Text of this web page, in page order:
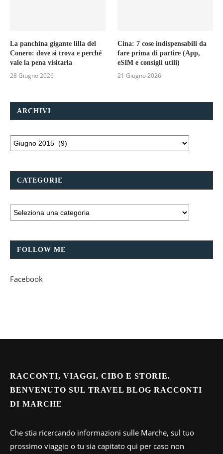
La panchina gigante lilla del
Conero: dove si trova e perché
vale la pena visitarla
28 Giugno 2026
Cina: 7 cose indispensabili da
fare prima di partire (App,
eSIM e consigli utili)
21 Giugno 2026
ARCHIVI
CATEGORIE
FOLLOW ME
Facebook
RACCONTI, VIAGGI, CIBO E STORIE.
BENVENUTO SUL TRAVEL BLOG RACCONTI
DI MARCHE
Che stia ricercando informazioni sulle Marche, sul tuo
prossimo viaggio o tu sia capitato qui per caso non